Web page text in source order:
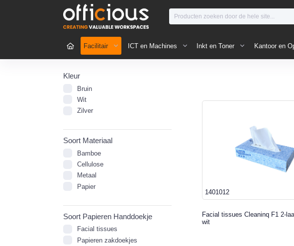
Facilitair ICT en Machines Inkt en Toner Kantoor en
Kleur
Bruin
Wit
Zilver
Soort Materiaal
Bamboe
Cellulose
Metaal
Papier
Soort Papieren Handdoekje
Facial tissues
Papieren zakdoekjes
1401012
Facial tissues Cleaninq F1 2-
wit